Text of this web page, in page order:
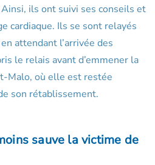
ils ont suivi ses conseils et
cardiaque. Ils se sont relayés
attendant l’arrivée des
le relais avant d’emmener la
Malo, où elle est restée
son rétablissement.
sauve la victime de